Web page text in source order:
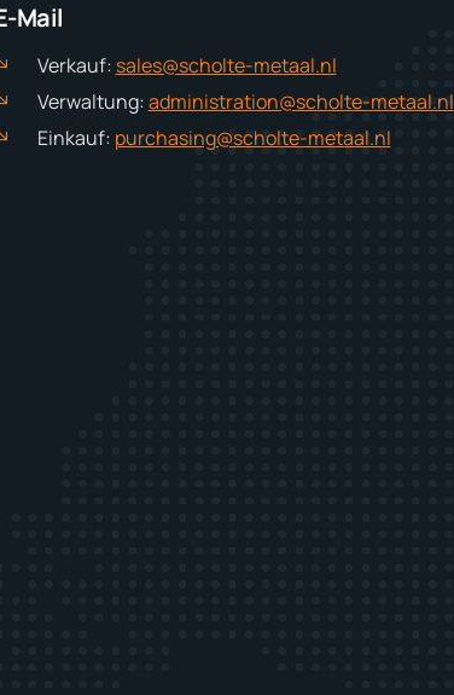
Mail
Verkauf: sales@scholte-metaal.nl
Verwaltung:administration@scholte-metaal.nl
Einkauf: purchasing@scholte-metaal.nl